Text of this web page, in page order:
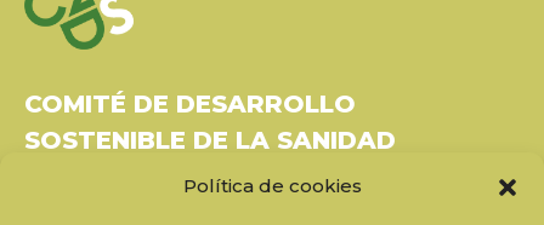
Política de cookies
COMITÉ DE DESARROLLO
SOSTENIBLE DE LA SANIDAD
Bâtiment Le Rubixco, 1 rue Bernard Maris